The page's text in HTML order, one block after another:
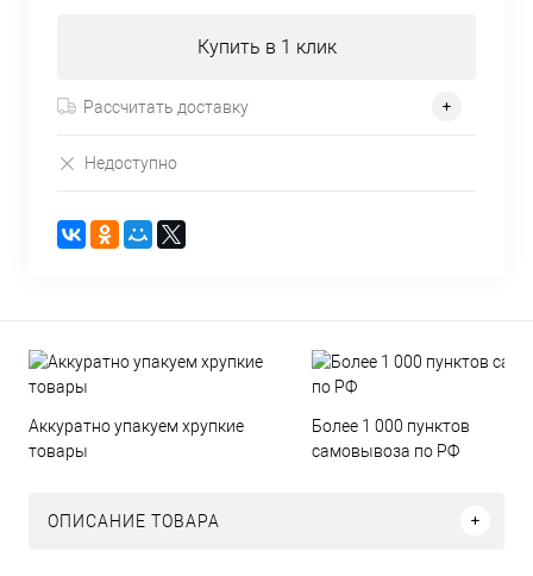
Купить в 1 клик
Рассчитать доставку
Недоступно
Аккуратно упакуем хрупкие
товары
Более 1 000 пунктов
самовывоза по РФ
ОПИСАНИЕ ТОВАРА